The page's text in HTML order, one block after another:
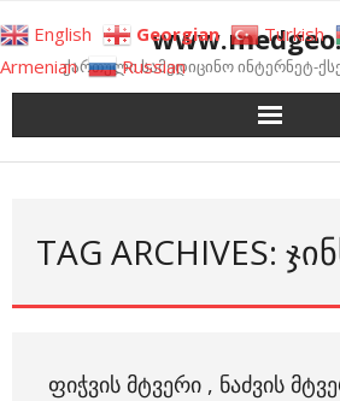
to
contentქართული სამედიცინო ინტერნეტ-
TAG ARCHIVES:
ᲤᲘᲭᲕᲘᲡ ᲛᲢᲕᲔᲠᲘ , ᲜᲐᲫᲕᲘᲡ
English Georgian Turkish
Armenian
Russian